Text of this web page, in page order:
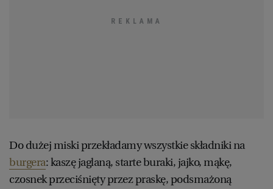
Do dużej miski przekładamy wszystkie składniki na
burgera: kaszę jaglaną, starte buraki, jajko, mąkę,
czosnek przeciśnięty przez praskę, podsmażoną